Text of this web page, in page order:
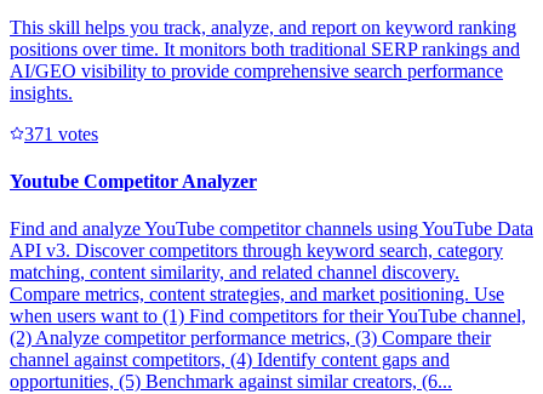
This skill helps you track, analyze, and report on keyword ranking
positions over time. It monitors both traditional SERP rankings and
AI/GEO visibility to provide comprehensive search performance
insights.
371 votes
Youtube Competitor Analyzer
Find and analyze YouTube competitor channels using YouTube Data
API v3. Discover competitors through keyword search, category
matching, content similarity, and related channel discovery.
Compare metrics, content strategies, and market positioning. Use
when users want to (1) Find competitors for their YouTube channel,
(2) Analyze competitor performance metrics, (3) Compare their
channel against competitors, (4) Identify content gaps and
opportunities, (5) Benchmark against similar creators, (6...